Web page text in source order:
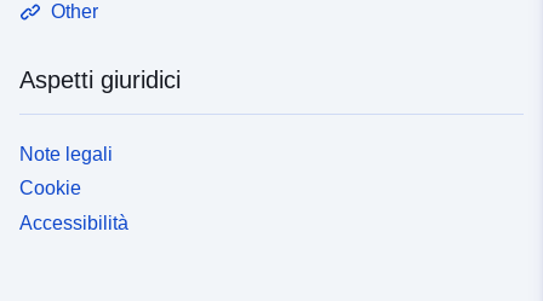
Other
Aspetti giuridici
Note legali
Cookie
Accessibilità